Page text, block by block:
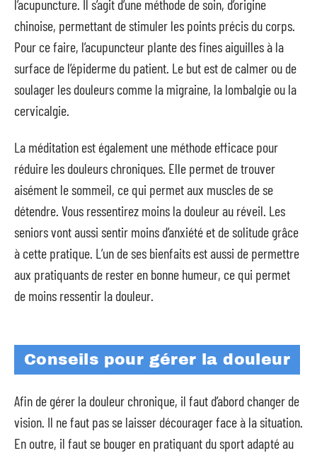
l’acupuncture. Il s’agit d’une méthode de soin, d’origine
chinoise, permettant de stimuler les points précis du corps.
Pour ce faire, l’acupuncteur plante des fines aiguilles à la
surface de l’épiderme du patient. Le but est de calmer ou de
soulager les douleurs comme la migraine, la lombalgie ou la
cervicalgie.
La méditation est également une méthode efficace pour
réduire les douleurs chroniques. Elle permet de trouver
aisément le sommeil, ce qui permet aux muscles de se
détendre. Vous ressentirez moins la douleur au réveil. Les
seniors vont aussi sentir moins d’anxiété et de solitude grâce
à cette pratique. L’un de ses bienfaits est aussi de permettre
aux pratiquants de rester en bonne humeur, ce qui permet
de moins ressentir la douleur.
Conseils pour gérer la douleur
Afin de gérer la douleur chronique, il faut d’abord changer de
vision. Il ne faut pas se laisser décourager face à la situation.
En outre, il faut se bouger en pratiquant du sport adapté au